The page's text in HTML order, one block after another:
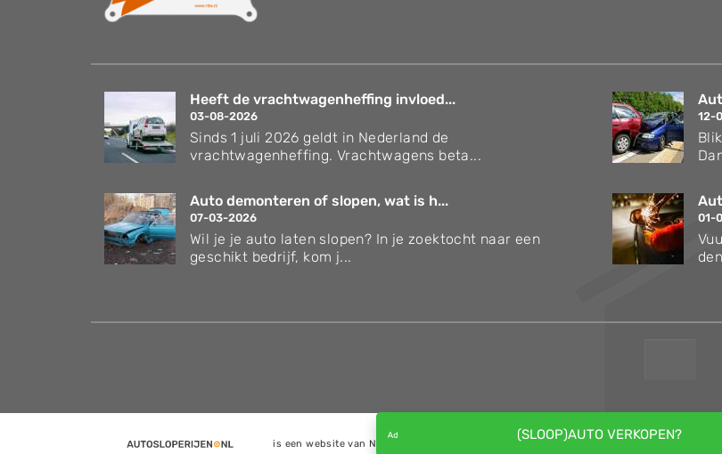
Heeft de vrachtwagenheffing invloed...
03-08-2026
Sinds 1 juli 2026 geldt in Nederland de
vrachtwagenheffing. Vrachtwagens beta...
12-
Auto demonteren of slopen, wat is h...
07-03-2026
Wil je je auto laten slopen? In je zoektocht naar een
geschikt bedrijf, kom j...
01-
is een website van NoQ B.V., Kapitein Hatterasstraat 30, 5015BB, TILBURG - Alle rechten
(SLOOP)AUTO VERKOPEN?